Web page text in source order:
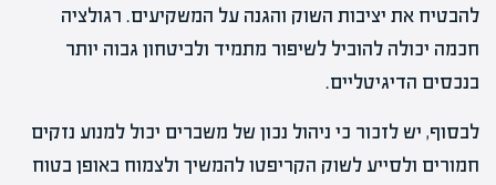
להבטיח את יציבות השוק והגנה על המשקיעים. רגולציה
חכמה יכולה להוביל לשיפור מתמיד ולביטחון גבוה יותר
בנכסים הדיגיטליים.
לבסוף, יש לזכור כי ניהול נכון של משברים יכול למנוע נזקים
חמורים ולסייע לשוק הקריפטו להמשיך ולצמוח באופן בטוח